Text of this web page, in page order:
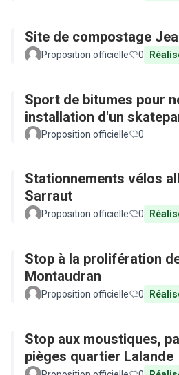
Site de compostage
Proposition officielle 0
Sport de bitumes pour
installation d'un
Proposition officielle 0
Stationnements vélos
Sarraut
Proposition officielle 0
Stop à la prolifération
Montaudran
Proposition officielle 0
Stop aux moustiques,
pièges quartier Lalande